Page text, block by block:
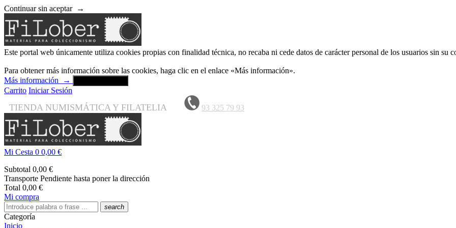
Continuar sin aceptar →
Este portal web únicamente utiliza cookies propias con finalidad técnica, no recaba ni cede datos de carácter personal de los usuarios sin su
Para obtener más información sobre las cookies, haga clic en el enlace «Más información».
Más información
→
Carrito Iniciar Sesión
TIENDA NUMISMÁTICA Y FILATELIA 93 325 79 93
Mi Cesta 0 0,00 €
Subtotal 0,00 €
Transporte Pendiente hasta poner la dirección
Total 0,00 €
Mi compra
search
Categoría
Inicio